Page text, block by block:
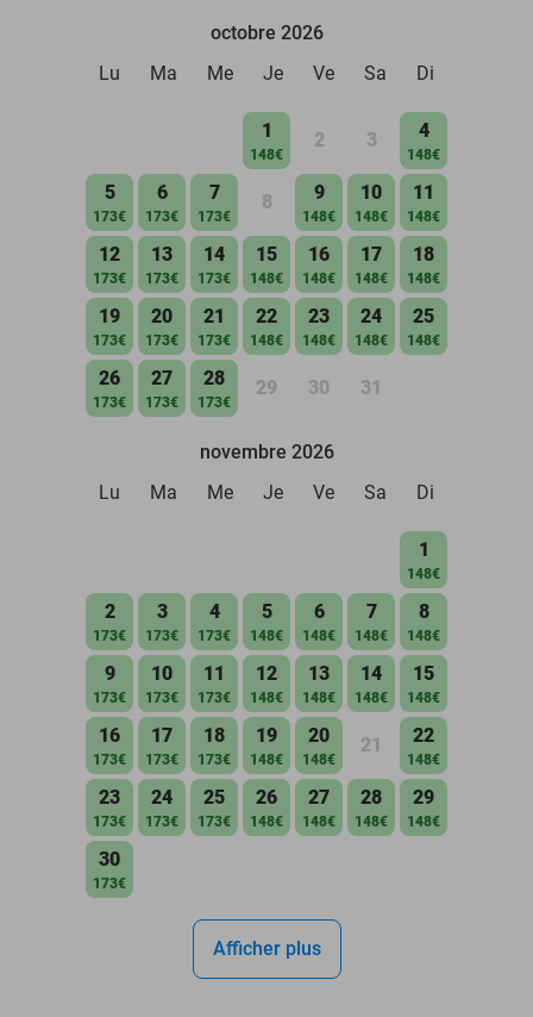
octobre 2026
Lu
Ma Me Je Ve Sa Di
1
148€
2 3 4
148€
5
173€
6
173€
7
173€
8 9
148€
10
148€
11
148€
12
173€
13
173€
14
173€
15
148€
16
148€
17
148€
18
148€
19
173€
20
173€
21
173€
22
148€
23
148€
24
148€
25
148€
26
173€
27
173€
28
173€
29 30 31
novembre 2026
Lu
Ma Me Je Ve Sa Di
1
148€
2
173€
3
173€
4
173€
5
148€
6
148€
7
148€
8
148€
9
173€
10
173€
11
173€
12
148€
13
148€
14
148€
15
148€
16
173€
17
173€
18
173€
19
148€
20
148€
21 22
148€
23
173€
24
173€
25
173€
26
148€
27
148€
28
148€
29
148€
30
173€
Afficher plus